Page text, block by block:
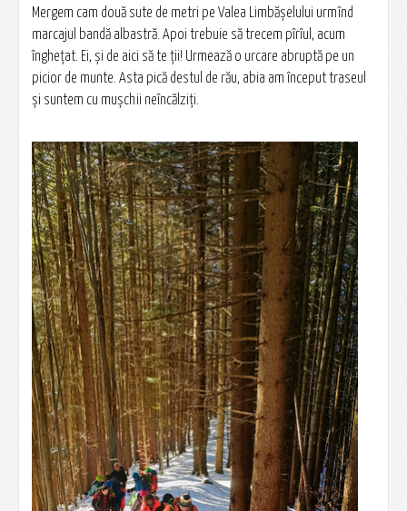
Mergem cam două sute de metri pe Valea Limbășelului urmînd
marcajul bandă albastră. Apoi trebuie să trecem pîrîul, acum
înghețat. Ei, și de aici să te ții! Urmează o urcare abruptă pe un
picior de munte. Asta pică destul de rău, abia am început traseul
și suntem cu mușchii neîncălziți.